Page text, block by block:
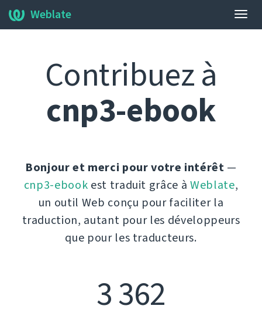
la
Weblate
Contribuez à
cnp3-ebook
Bonjour et merci pour votre intérêt —
cnp3-ebook est traduit grâce à Weblate,
un outil Web conçu pour faciliter la
traduction, autant pour les développeurs
que pour les traducteurs.
3 362